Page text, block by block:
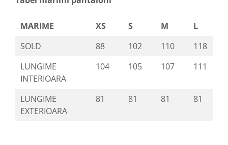
MARIME XS S M L
SOLD
88 102 110 118
LUNGIME
INTERIOARA
104 105 107 111
LUNGIME
EXTERIOARA
81 81 81 81